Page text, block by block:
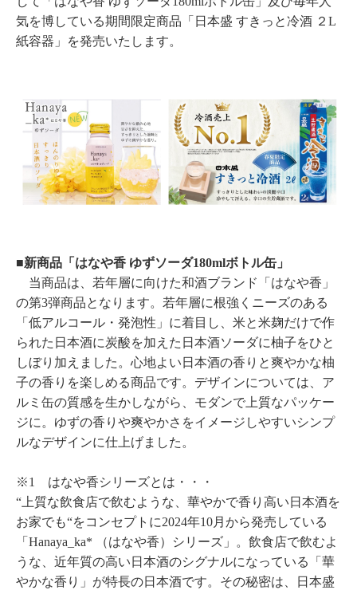
気を博している期間限定商品「日本盛 すきっと冷酒 ２L
紙容器」を発売いたします。
■新商品「はなや香 ゆずソーダ180mlボトル缶」
当商品は、若年層に向けた和酒ブランド「はなや香」
の第3弾商品となります。若年層に根強くニーズのある
「低アルコール・発泡性」に着目し、米と米麹だけで作
られた日本酒に炭酸を加えた日本酒ソーダに柚子をひと
しぼり加えました。心地よい日本酒の香りと爽やかな柚
子の香りを楽しめる商品です。デザインについては、ア
ルミ缶の質感を生かしながら、モダンで上質なパッケー
ジに。ゆずの香りや爽やかさをイメージしやすいシンプ
ルなデザインに仕上げました。
※1 はなや香シリーズとは・・・
“上質な飲食店で飲むような、華やかで香り高い日本酒を
お家でも“をコンセプトに2024年10月から発売している
「Hanaya_ka* （はなや香）シリーズ」。飲食店で飲むよ
うな、近年質の高い日本酒のシグナルになっている「華
やかな香り」が特長の日本酒です。その秘密は、日本盛